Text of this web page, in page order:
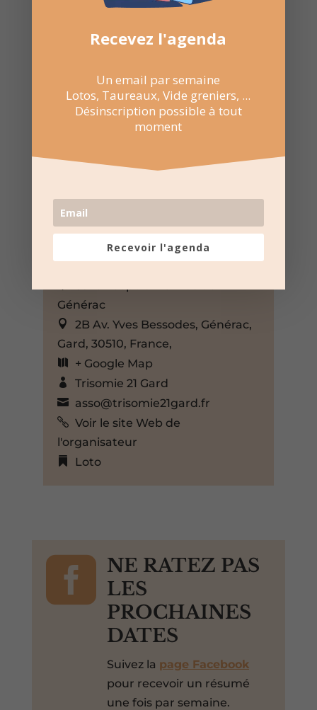
16 Mar 2025
16:00 au 19:00
Générac
2B Av. Yves Bessodes, Générac,
Gard, 30510, France,
+ Google Map
Trisomie 21 Gard
asso@trisomie21gard.fr
Voir le site Web de
l'organisateur
Loto

NE RATEZ PAS
LES
PROCHAINES
DATES
Suivez la page Facebook
pour recevoir un résumé
une fois par semaine.
Recevez l'agenda
Un email par semaine
Lotos, Taureaux, Vide greniers, ...
Désinscription possible à tout
moment
Recevoir l'agenda